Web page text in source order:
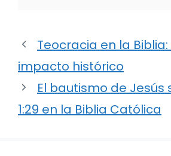
Teocracia en la
impacto histórico
El bautismo de Jesús
1:29 en la Biblia Católica